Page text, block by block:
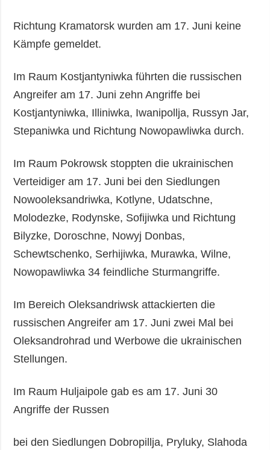
Richtung Kramatorsk wurden am 17. Juni keine
Kämpfe gemeldet.
Im Raum Kostjantyniwka führten die russischen
Angreifer am 17. Juni zehn Angriffe bei
Kostjantyniwka, Illiniwka, Iwanipollja, Russyn Jar,
Stepaniwka und Richtung Nowopawliwka durch.
Im Raum Pokrowsk stoppten die ukrainischen
Verteidiger am 17. Juni bei den Siedlungen
Nowooleksandriwka, Kotlyne, Udatschne,
Molodezke, Rodynske, Sofijiwka und Richtung
Bilyzke, Doroschne, Nowyj Donbas,
Schewtschenko, Serhijiwka, Murawka, Wilne,
Nowopawliwka 34 feindliche Sturmangriffe.
Im Bereich Oleksandriwsk attackierten die
russischen Angreifer am 17. Juni zwei Mal bei
Oleksandrohrad und Werbowe die ukrainischen
Stellungen.
Im Raum Huljaipole gab es am 17. Juni 30
Angriffe der Russen
bei den Siedlungen Dobropillja, Pryluky, Slahoda